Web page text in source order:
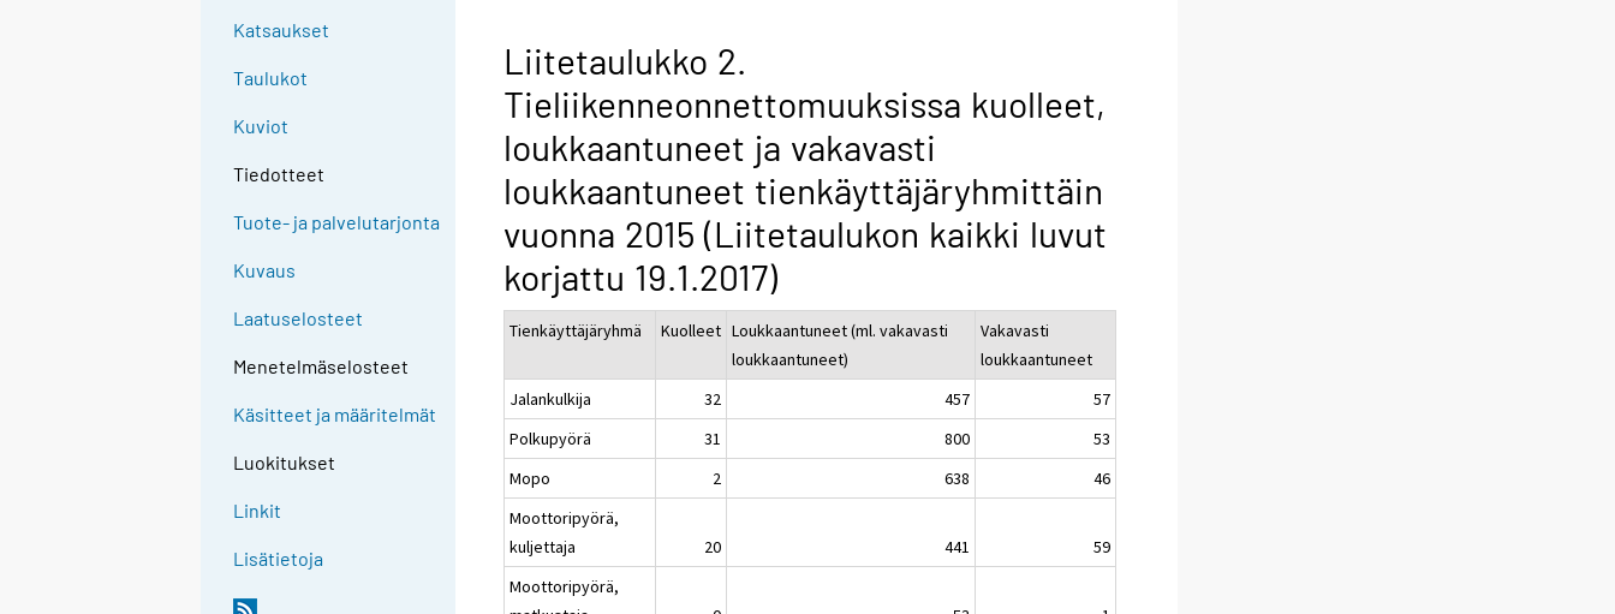
Katsaukset
Taulukot
Kuviot
Tiedotteet
Tuote- ja palvelutarjonta
Kuvaus
Laatuselosteet
Menetelmäselosteet
Käsitteet ja määritelmät
Luokitukset
Linkit
Lisätietoja
Liitetaulukko 2.
Tieliikenneonnettomuuksissa kuolleet,
loukkaantuneet ja vakavasti
loukkaantuneet tienkäyttäjäryhmittäin
vuonna 2015 (Liitetaulukon kaikki luvut
korjattu 19.1.2017)
Tienkäyttäjäryhmä Kuolleet Loukkaantuneet (ml. vakavasti
loukkaantuneet)
Vakavasti
loukkaantuneet
Jalankulkija
32 457
57
Polkupyörä
31 800
53
Mopo
2 638
46
Moottoripyörä,
kuljettaja
20 441
59
Moottoripyörä,